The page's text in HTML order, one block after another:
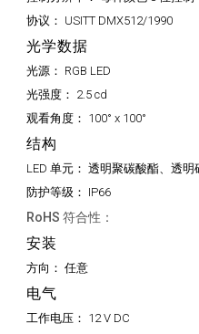
协议： USITT DMX512/1990
光学数据
光源： RGB LED
光强度： 2.5 cd
观看角度： 100° x 100°
结构
LED 单元： 透明聚碳酸酯、透明
防护等级： IP66
RoHS 符合性：
安装
方向： 任意
电气
工作电压： 12 V DC